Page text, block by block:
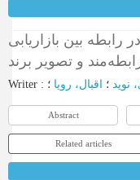
رابطه بین بازاریابی
Writer : نوید ؛ اقبال، رویا ؛
Abstract
Related articles